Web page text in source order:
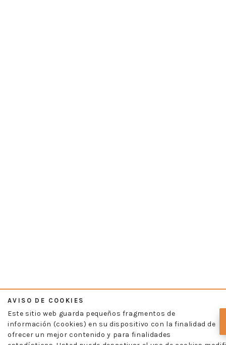
AVISO DE COOKIES
Este sitio web guarda pequeños fragmentos de
información (cookies) en su dispositivo con la finalidad de
ofrecer un mejor contenido y para finalidades